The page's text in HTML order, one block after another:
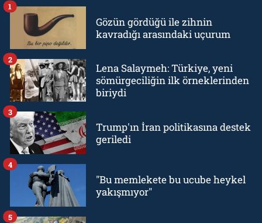
Gözün gördüğü ile zihnin
kavradığı arasındaki uçurum
1
Lena Salaymeh: Türkiye, yeni
sömürgeciliğin ilk örneklerinden
biriydi
2
Trump'ın İran politikasına destek
geriledi
3
"Bu memlekete bu ucube heykel
yakışmıyor"
4
5